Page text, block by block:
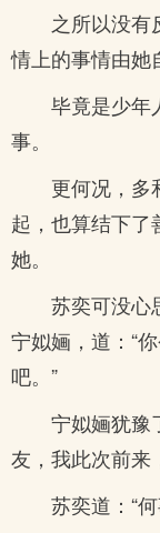
之所以没有
情上的事情由她
毕竟是少年
事。
更何况，多
起，也算结下
她。
苏奕可没心
宁姒婳，道：“
吧。”
宁姒婳犹豫
友，我此次前来
苏奕道：“